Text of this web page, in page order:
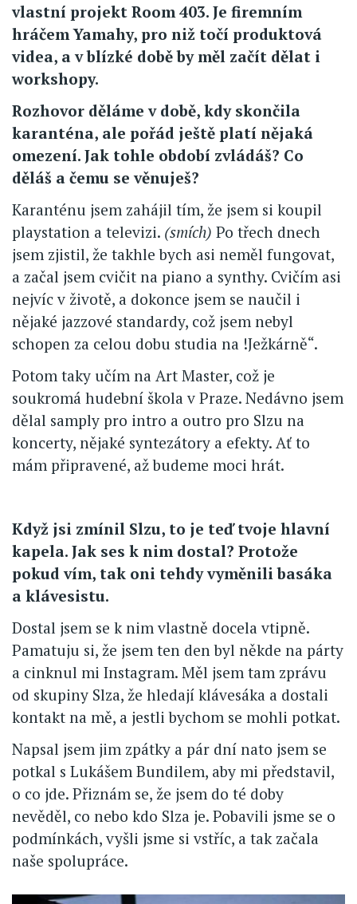
vlastní projekt Room 403. Je firemním
hráčem Yamahy, pro niž točí produktová
videa, a v blízké době by měl začít dělat i
workshopy.
Rozhovor děláme v době, kdy skončila
karanténa, ale pořád ještě platí nějaká
omezení. Jak tohle období zvládáš? Co
děláš a čemu se věnuješ?
Karanténu jsem zahájil tím, že jsem si koupil
playstation a televizi. (smích) Po třech dnech
jsem zjistil, že takhle bych asi neměl fungovat,
a začal jsem cvičit na piano a synthy. Cvičím asi
nejvíc v životě, a dokonce jsem se naučil i
nějaké jazzové standardy, což jsem nebyl
schopen za celou dobu studia na !Ježkárně“.
Potom taky učím na Art Master, což je
soukromá hudební škola v Praze. Nedávno jsem
dělal samply pro intro a outro pro Slzu na
koncerty, nějaké syntezátory a efekty. Ať to
mám připravené, až budeme moci hrát.
Když jsi zmínil Slzu, to je teď tvoje hlavní
kapela. Jak ses k nim dostal? Protože
pokud vím, tak oni tehdy vyměnili basáka
a klávesistu.
Dostal jsem se k nim vlastně docela vtipně.
Pamatuju si, že jsem ten den byl někde na párty
a cinknul mi Instagram. Měl jsem tam zprávu
od skupiny Slza, že hledají klávesáka a dostali
kontakt na mě, a jestli bychom se mohli potkat.
Napsal jsem jim zpátky a pár dní nato jsem se
potkal s Lukášem Bundilem, aby mi představil,
o co jde. Přiznám se, že jsem do té doby
nevěděl, co nebo kdo Slza je. Pobavili jsme se o
podmínkách, vyšli jsme si vstříc, a tak začala
naše spolupráce.